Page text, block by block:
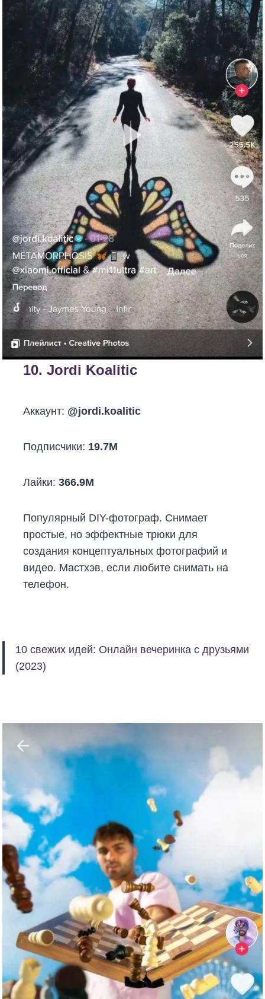
10.Jordi Koalitic
Аккаунт: @jordi.koalitic
Подписчики: 19.7M
Лайки:366.9M
Популярный DIY-фотограф. Снимает
простые, но эффектные трюки для
создания концептуальных фотографий и
видео. Мастхэв, если любите снимать на
телефон.
10 свежих идей: Онлайн вечеринка с друзьями
(2023)